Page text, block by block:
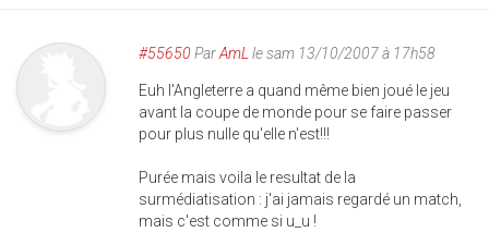
#55650 ParAmL le sam 13/10/2007 à 17h58
Euh l'Angleterre a quand même bien joué le jeu
avant la coupe de monde pour se faire passer
pour plus nulle qu'elle n'est!!!
Purée mais voila le resultat de la
surmédiatisation : j'ai jamais regardé un match,
mais c'est comme si u_u !